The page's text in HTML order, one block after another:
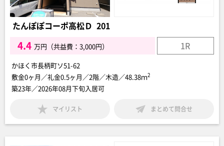
たんぽぽコーポ高松Ｄ 201
4.4 万円（共益費：3,000円） 1R
かほく市長柄町ソ51-62
敷金0ヶ月／礼金0.5ヶ月／2階／木造／48.38ｍ2
築23年／2026年08月下旬入居可
マイリスト まとめて問合せ